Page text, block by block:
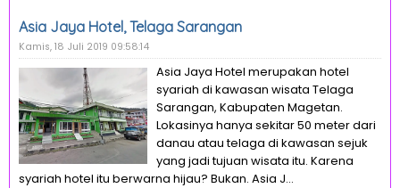
Asia Jaya Hotel, Telaga Sarangan
Kamis, 18 Juli 2019 09:58:14
Asia Jaya Hotel merupakan hotel
syariah di kawasan wisata Telaga
Sarangan, Kabupaten Magetan.
Lokasinya hanya sekitar 50 meter dari
danau atau telaga di kawasan sejuk
yang jadi tujuan wisata itu. Karena
syariah hotel itu berwarna hijau? Bukan. Asia J...